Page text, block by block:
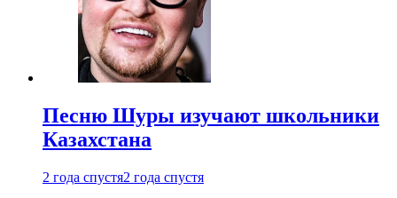
Песню Шуры изучают школьники
Казахстана
2 года спустя2 года спустя